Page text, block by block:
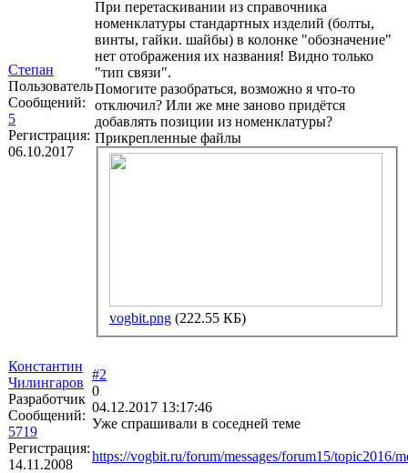
Степан
Пользователь
Сообщений:
5
Регистрация:
06.10.2017
При перетаскивании из справочника
номенклатуры стандартных изделий (болты,
винты, гайки. шайбы) в колонке "обозначение"
нет отображения их названия! Видно только
"тип связи".
Помогите разобраться, возможно я что-то
отключил? Или же мне заново придётся
добавлять позиции из номенклатуры?
Прикрепленные файлы
vogbit.png (222.55 КБ)
Константин
Чилингаров
Разработчик
Сообщений:
5719
Регистрация:
14.11.2008
#2
0
04.12.2017 13:17:46
Уже спрашивали в соседней теме
https://vogbit.ru/forum/messages/forum15/topic2016/